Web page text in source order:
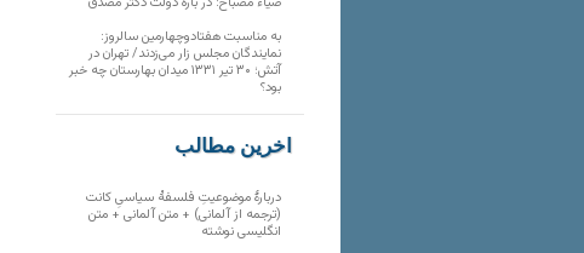
به مناسبت هفتادوچهارمین سالروز:
نمایندگان مجلس زار می‌زدند/ تهران در
آتش؛ ۳۰ تیر ۱۳۳۱ میدان بهارستان چه خبر
بود؟
آخرین مطالب
دربارهٔ موضوعیتِ فلسفهٔ سیاسیِ کانت
(ترجمه از آلمانی) + متن آلمانی + متن
انگلیسی نوشته